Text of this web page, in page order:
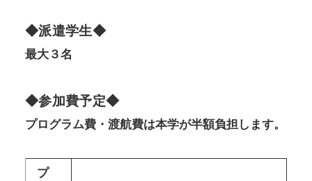
◆派遣学生◆
最大３名
◆参加費予定◆
プログラム費・渡航費は本学が半額負担します。
プ